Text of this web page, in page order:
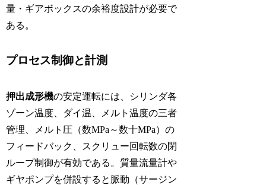
量・ギアボックスの余裕度設計が必要で
ある。
プロセス制御と計測
押出成形機の安定運転には、シリンダ各
ゾーン温度、ダイ温、メルト温度の三者
管理、メルト圧（数MPa～数十MPa）の
フィードバック、スクリュー回転数の閉
ループ制御が有効である。質量流量計や
ギヤポンプを併設すると脈動（サージン